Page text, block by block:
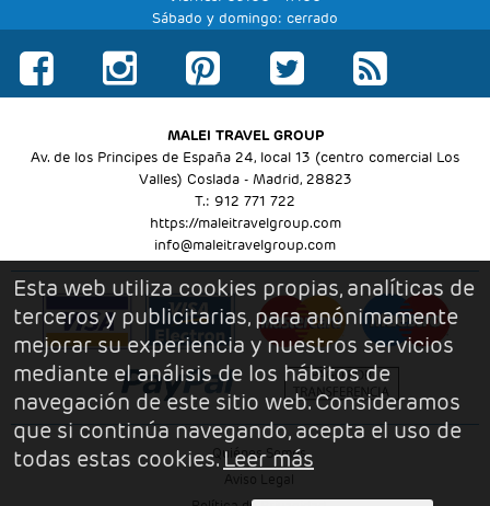
Tierra Viva Valle Sagrado (Urubamba)
4to Paradero Yanahura Centro Poblado Men
(Valle Sagrado)
+51 945 587 278
+ info sitio web
Sábado y domingo: cerrado
MALEI TRAVEL GROUP
Av. de los Principes de España 24, local 13 (centro comercial Los
Valles) Coslada - Madrid, 28823
T.: 912 771 722
https://maleitravelgroup.com
info@maleitravelgroup.com
Quiénes Somos
Aviso Legal
Esta web utiliza cookies propias, analíticas de
terceros y publicitarias, para anónimamente
mejorar su experiencia y nuestros servicios
mediante el análisis de los hábitos de
navegación de este sitio web. Consideramos
que si continúa navegando, acepta el uso de
todas estas cookies.Leer más